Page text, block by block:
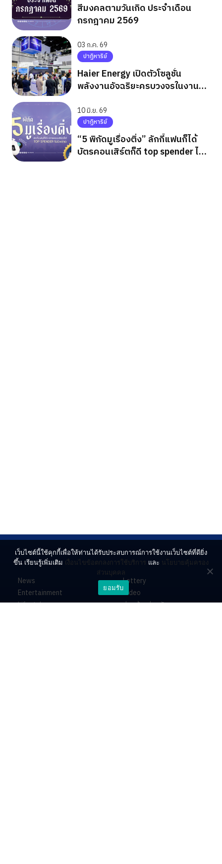
สีมงคลตามวันเกิด ประจำเดือน
กรกฎาคม 2569
03 ก.ค. 69
ปาฏิหาริย์
Haier Energy เปิดตัวโซลูชั่น
พลังงานอัจฉริยะครบวงจรในงาน
10 มิ.ย. 69
ปาฏิหาริย์
“5 พิกัดมูเรื่องติ่ง” ลักกี้แฟนก็ได้
บัตรคอนเสิร์ตก็ดี top spender ไม่มี
News
Entertainment
Lifestyle
Lottery
Video
ร่วมด้วยช่วยกัน
เว็บไซต์นี้ใช้คุกกี้เพื่อให้ท่านได้รับประสบการณ์การใช้งานเว็บไซต์ที่ดียิ่ง
ขึ้น เรียนรู้เพิ่มเติม เงื่อนไขข้อตกลงการใช้บริการ และ นโยบายคุ้มครอง
ส่วนบุคคล
ยอมรับ